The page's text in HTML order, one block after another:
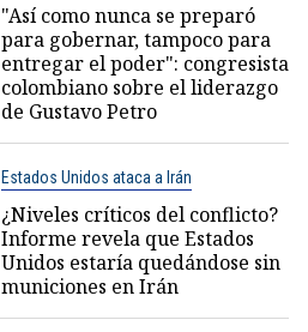
"Así como nunca se preparó
para gobernar, tampoco para
entregar el poder": congresista
colombiano sobre el liderazgo
de Gustavo Petro
Estados Unidos ataca a Irán
¿Niveles críticos del conflicto?
Informe revela que Estados
Unidos estaría quedándose sin
municiones en Irán